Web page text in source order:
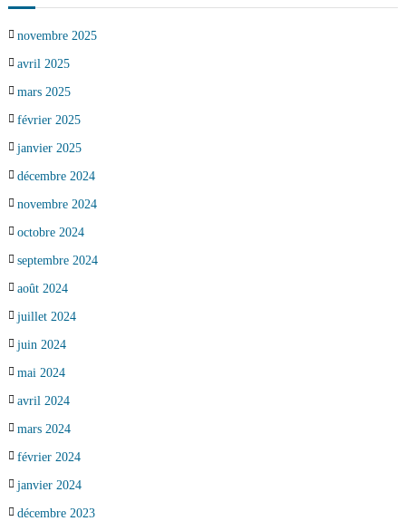
novembre 2025
avril 2025
mars 2025
février 2025
janvier 2025
décembre 2024
novembre 2024
octobre 2024
septembre 2024
août 2024
juillet 2024
juin 2024
mai 2024
avril 2024
mars 2024
février 2024
janvier 2024
décembre 2023